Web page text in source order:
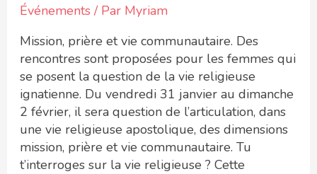
Événements/ Par Myriam
Mission, prière et vie communautaire. Des
rencontres sont proposées pour les femmes qui
se posent la question de la vie religieuse
ignatienne. Du vendredi 31 janvier au dimanche
2 février, il sera question de l’articulation, dans
une vie religieuse apostolique, des dimensions
mission, prière et vie communautaire. Tu
t’interroges sur la vie religieuse ? Cette